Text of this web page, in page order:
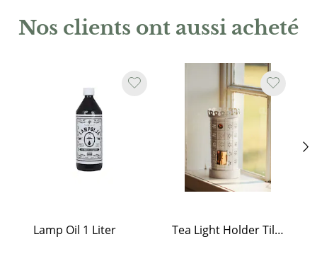
Nos clients ont aussi acheté
Lamp Oil 1 Liter Tea Light Holder Tiled Stove White